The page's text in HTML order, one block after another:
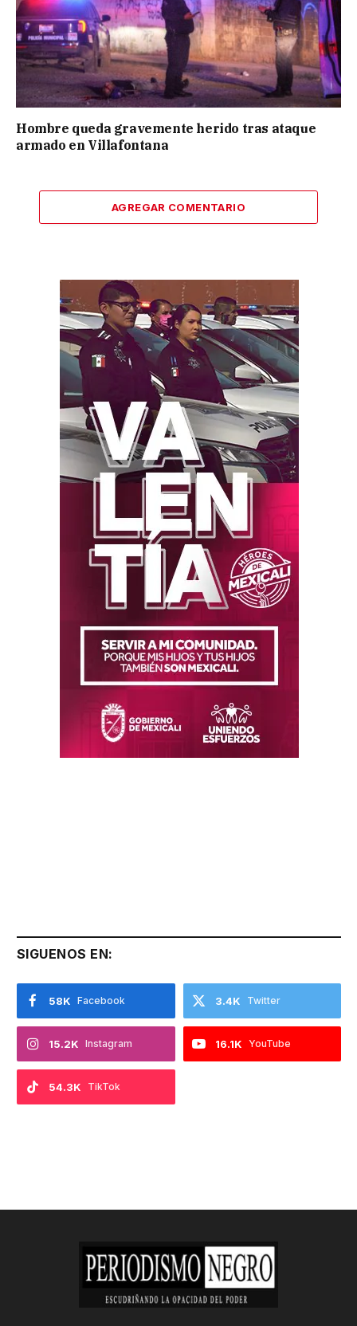
Hombre queda gravemente herido tras ataque
armado en Villafontana
AGREGAR COMENTARIO
SIGUENOS EN:
Facebook
58K Twitter
3.4K
Instagram
15.2K YouTube
16.1K
TikTok
54.3K